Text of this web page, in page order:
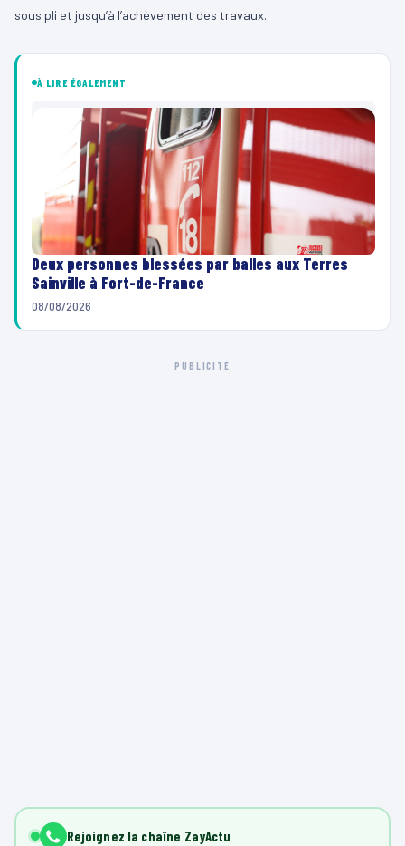
sous pli et jusqu’à l’achèvement des travaux.
À LIRE ÉGALEMENT
Deux personnes blessées par balles aux Terres
Sainville à Fort-de-France
08/08/2026
PUBLICITÉ
Rejoignez la chaîne ZayActu